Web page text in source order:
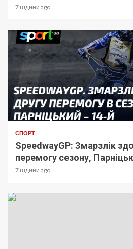
7 години ago
СПОРТ
SpeedwayGP: Змарзлік
перемогу сезону,
7 години ago